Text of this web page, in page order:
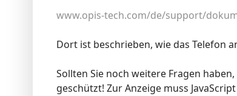
www.opis-tech.com/de/support/
Dort ist beschrieben, wie das Telefon
Sollten Sie noch weitere Fragen
geschützt! Zur Anzeige muss